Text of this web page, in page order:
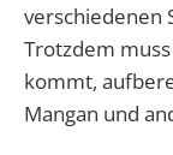
verschiedenen
Trotzdem
kommt,
Mangan und